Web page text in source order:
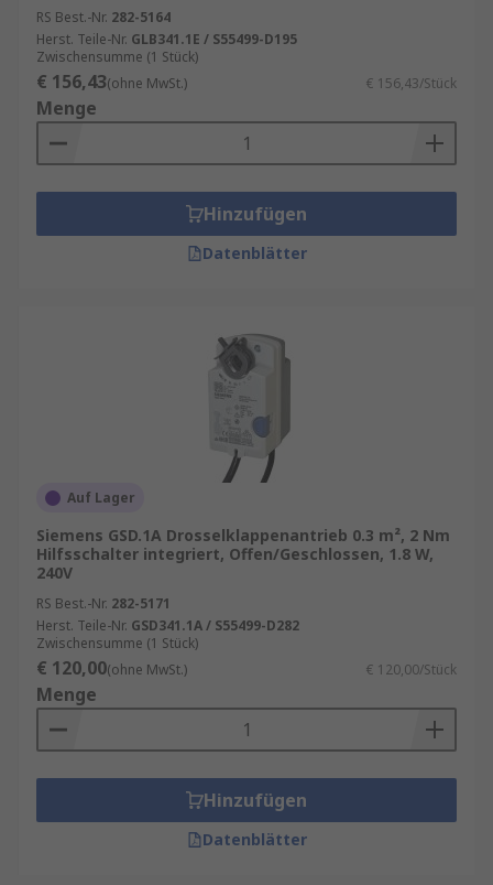
RS Best.-Nr. 282-5164
Herst. Teile-Nr. GLB341.1E / S55499-D195
Zwischensumme (1 Stück)
€ 156,43(ohne MwSt.) € 156,43/Stück
Menge
Hinzufügen
Datenblätter
Auf Lager
Siemens GSD.1A Drosselklappenantrieb 0.3 m², 2 Nm
Hilfsschalter integriert, Offen/Geschlossen, 1.8 W,
240V
RS Best.-Nr. 282-5171
Herst. Teile-Nr. GSD341.1A / S55499-D282
Zwischensumme (1 Stück)
€ 120,00(ohne MwSt.) € 120,00/Stück
Menge
Hinzufügen
Datenblätter